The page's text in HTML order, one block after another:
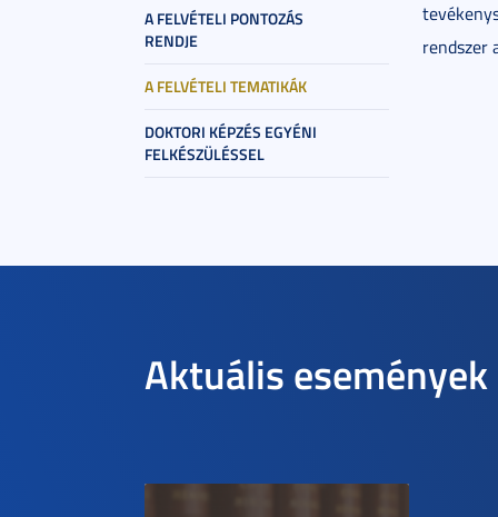
A FELVÉTELI PONTOZÁS
RENDJE
A FELVÉTELI TEMATIKÁK
DOKTORI KÉPZÉS EGYÉNI
FELKÉSZÜLÉSSEL
rendszer
Aktuális események